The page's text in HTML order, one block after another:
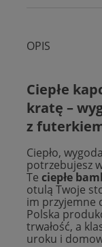
OPIS
Ciepłe
kratę –
z
Ciepło,
potrzebujesz
Te ciepłe
otulą Twoje
im przyjemne
Polska
trwałość, a
uroku i